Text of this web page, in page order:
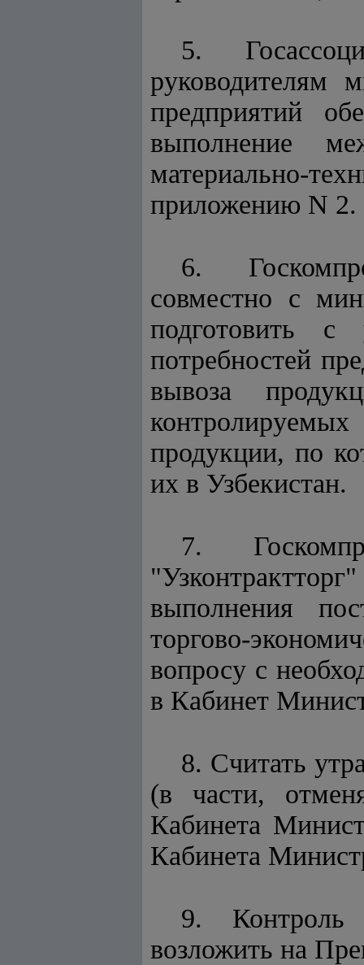
5.
руководителям
предприятий
выполнение
материально-
приложению N 2.
6.
совместно с
подготовить с
потребностей
вывоза
продукции, по
их в Узбекистан.
7.
выполнения
торгово-
вопросу с
в Кабинет
8. Считать
(в части,
Кабинета
Кабинета
9. Контроль
возложить на